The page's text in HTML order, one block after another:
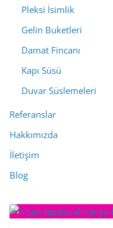
Pleksi İsimlik
Gelin Buketleri
Damat Fincanı
Kapı Süsü
Duvar Süslemeleri
Referanslar
Hakkımızda
İletişim
Blog